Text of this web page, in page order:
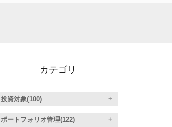
カテゴリ
投資対象(100)
ポートフォリオ管理(122)